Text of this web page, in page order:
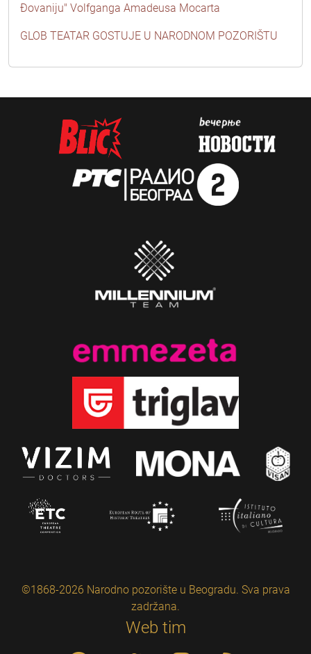
Đovaniju" Volfganga Amadeusa Mocarta
GLOB TEATAR GOSTUJE U NARODNOM POZORIŠTU
©1868-2026 Narodno pozorište u Beogradu. Sva prava
zadržana.
Web tim